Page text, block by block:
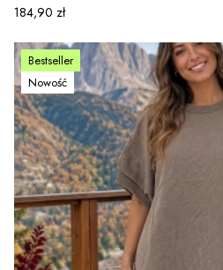
Cena
184,90 zł
Bestseller
Nowość